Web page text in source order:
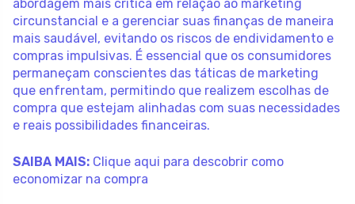
abordagem mais crítica em relação ao marketing
circunstancial e a gerenciar suas finanças de maneira
mais saudável, evitando os riscos de endividamento e
compras impulsivas. É essencial que os consumidores
permaneçam conscientes das táticas de marketing
que enfrentam, permitindo que realizem escolhas de
compra que estejam alinhadas com suas necessidades
e reais possibilidades financeiras.
SAIBA MAIS: Clique aqui para descobrir como
economizar na compra